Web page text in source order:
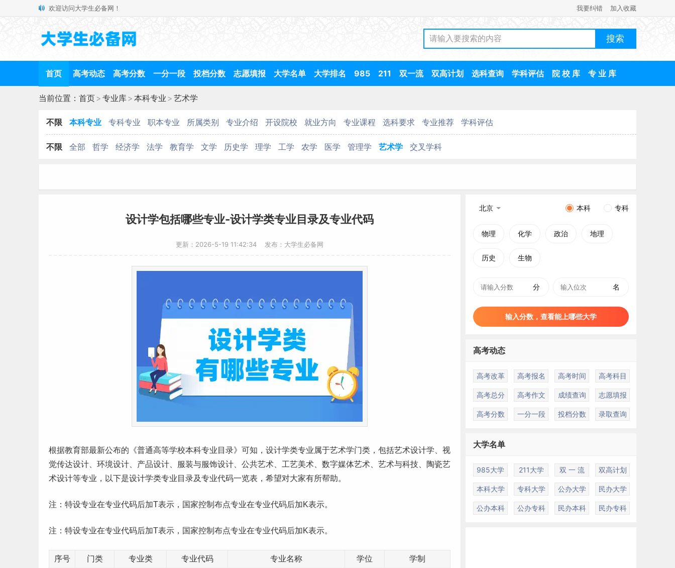
欢迎访问大学生必备网！ 我要纠错 加入收藏
首页 高考动态 高考分数 一分一段 投档分数 志愿填报 大学名单 大学排名 985 211 双一流 双高计划 选科查询 学科评估 院 校 库 专 业 库
当前位置： 首页> 专业库> 本科专业 > 艺术学
不限 本科专业 专科专业 职本专业 所属类别 专业介绍 开设院校 就业方向 专业课程 选科要求 专业推荐 学科评估
不限 全部 哲学 经济学 法学 教育学 文学 历史学 理学 工学 农学 医学 管理学 艺术学 交叉学科
设计学包括哪些专业-设计学类专业目录及专业代码
更新：2026-5-19 11:42:34 发布：大学生必备网
根据教育部最新公布的《普通高等学校本科专业 目录》可知，设计学类专业属于艺术学门类，包括艺术设计学、视
觉传达设计、环境设计、产品设计、服装与服饰设计、公共艺术、工艺美术、数字媒体艺术、艺术与科技、陶瓷艺
术设计等专业，以下是设计学类专业目录及专业代码一览表，希望对大家有所帮助。
注：特设专业在专业代码后加T表示，国家控制布点专业在专业代码后加K表示。
注：特设专业在专业代码后加T表示，国家控制布点专业在专业代码后加K表示。
序号 门类 专业类 专业代码 专业名称 学位 学制
北京 本科 专科
物理 化学 政治 地理
历史 生物
分 名
输入分数，查看能上哪些大学
高考动态
高考改革 高考报名 高考时间 高考科目
高考总分 高考作文 成绩查询 志愿填报
高考分数 一分一段 投档分数 录取查询
大学名单
985大学 211大学 双 一 流 双高计划
本科大学 专科大学 公办大学 民办大学
公办本科 公办专科 民办本科 民办专科